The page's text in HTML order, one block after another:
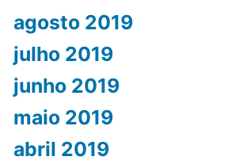
agosto 2019
julho 2019
junho 2019
maio 2019
abril 2019